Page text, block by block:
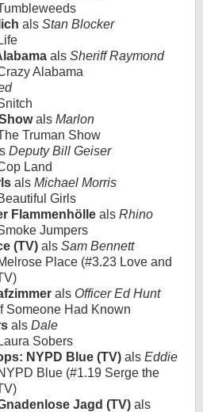
als Stan Blocker
als Sheriff Raymond
Alabama
als Marlon
Truman Show
Deputy Bill Geiser
Land
als Michael Morris
Girls
Flammenhölle als Rhino
Jumpers
(TV) als Sam Bennett
Place (#3.23 Love and
als Officer Ed Hunt
Someone Had Known
als Dale
Sobers
NYPD Blue (TV) als Eddie
Blue (#1.19 Serge the
Jagd (TV) als